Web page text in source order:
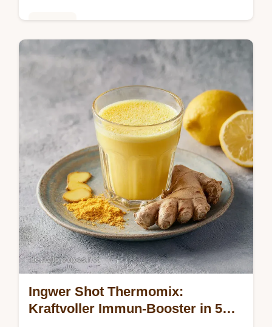
Genieße diesen cremigen Blueberry
Smoothie mit Joghurt und Wildheidelbeeren.
Entdecke mein Schritt-für-Schritt-Rezept für
ein gesundes Frühstück.
Ingwer Shot Thermomix:
Kraftvoller Immun-Booster in 5